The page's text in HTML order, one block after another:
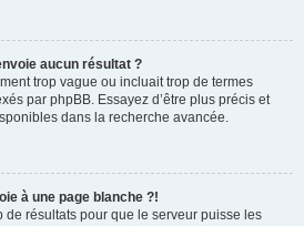
aucun résultat ?
trop vague ou incluait trop de termes
par phpBB. Essayez d’être plus précis et
dans la recherche avancée.
à une page blanche ?!
de résultats pour que le serveur puisse les